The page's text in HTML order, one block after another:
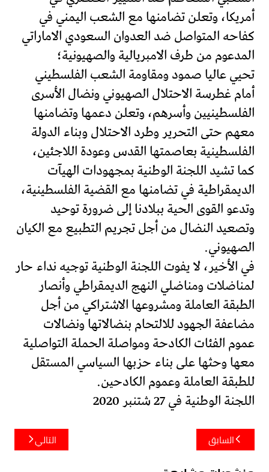
أمريكا، وتعلن تضامنها مع الشعب اليمني في
كفاحه المتواصل ضد العدوان السعودي الاماراتي
المدعوم من طرف الامبريالية والصهيونية؛
تحيي عاليا صمود ومقاومة الشعب الفلسطيني
أمام غطرسة الاحتلال الصهيوني ونضال الأسرى
الفلسطينيين وأسرهم، وتعلن دعمها وتضامنها
معهم حتى التحرير وطرد الاحتلال وبناء الدولة
الفلسطينية بعاصمتها القدس وعودة اللاجئين،
كما تشيد اللجنة الوطنية بمجهودات الهيآت
الديمقراطية في تضامنها مع القضية الفلسطينية،
وتدعو القوى الحية ببلادنا إلى ضرورة توحيد
وتصعيد النضال من أجل تجريم التطبيع مع الكيان
الصهيوني.
في الأخير، لا يفوت اللجنة الوطنية توجيه نداء حار
لمناضلات ومناضلي النهج الديمقراطي وأنصار
الطبقة العاملة ومشروعها الاشتراكي من أجل
مضاعفة الجهود للالتحام بنضالاتها ونضالات
عموم الفئات الكادحة ومواصلة الحملة التواصلية
معها وحثها على بناء حزبها السياسي المستقل
للطبقة العاملة وعموم الكادحين.
اللجنة الوطنية في 27 شتنبر 2020
تصفّح
المقالات
السابق التالي